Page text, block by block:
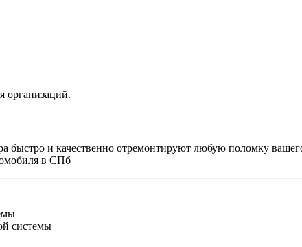
организаций.
быстро и качественно отремонтируют любую поломку
в СПб